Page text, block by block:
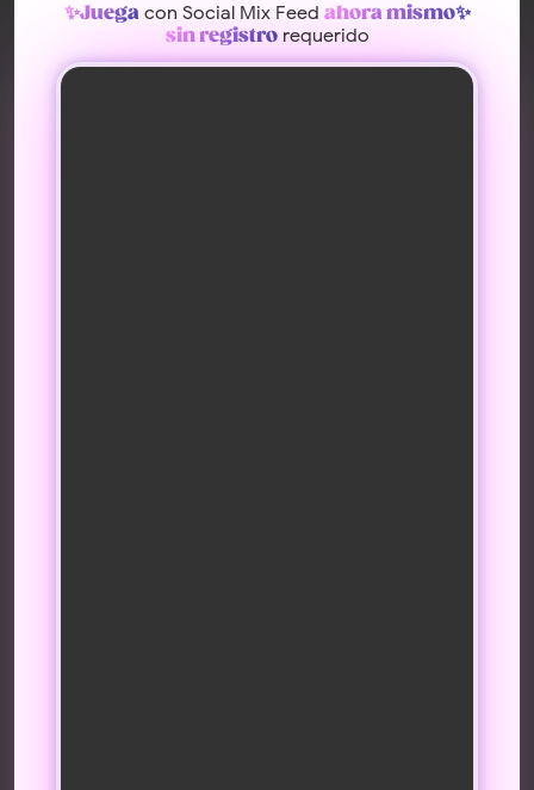
✨Juega con Social Mix Feed ahora mismo✨
sin registrorequerido